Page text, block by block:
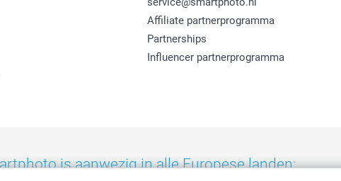
Affiliate partnerprogramma
Partnerships
Influencer partnerprogramma
is aanwezig in alle Europese landen: